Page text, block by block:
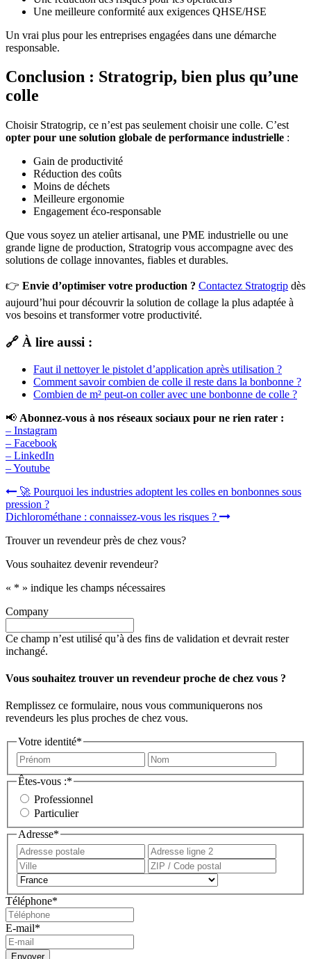
Une meilleure conformité aux exigences QHSE/HSE
Un vrai plus pour les entreprises engagées dans une démarche
responsable.
Conclusion : Stratogrip, bien plus qu’une
colle
Choisir Stratogrip, ce n’est pas seulement choisir une colle. C’est
opter pour une solution globale de performance industrielle :
Gain de productivité
Réduction des coûts
Moins de déchets
Meilleure ergonomie
Engagement éco-responsable
Que vous soyez un atelier artisanal, une PME industrielle ou une
grande ligne de production, Stratogrip vous accompagne avec des
solutions de collage innovantes, fiables et durables.
👉 Envie d’optimiser votre production ? Contactez Stratogrip dès
aujourd’hui pour découvrir la solution de collage la plus adaptée à
vos besoins et transformer votre productivité.
🔗 À lire aussi :
Faut il nettoyer le pistolet d’application après utilisation ?
Comment savoir combien de colle il reste dans la bonbonne ?
Combien de m² peut-on coller avec une bonbonne de colle ?
📢 Abonnez-vous à nos réseaux sociaux pour ne rien rater :
– Instagram
– Facebook
– LinkedIn
– Youtube
Navigation
de
🚀 Pourquoi les industries adoptent les colles en bonbonnes sous
pression ?
Dichlorométhane : connaissez-vous les risques ?
Trouver un revendeur près de chez vous?
Vous souhaitez devenir revendeur?
« * » indique les champs nécessaires
Company
Ce champ n’est utilisé qu’à des fins de validation et devrait rester
inchangé.
Vous souhaitez trouver un revendeur proche de chez vous ?
Remplissez ce formulaire, nous vous communiquerons nos
revendeurs les plus proches de chez vous.
Votre identité*
Prénom
Êtes-vous :*
Professionnel
Particulier
Adresse*
Adresse
postale
Ville
Téléphone*
E-mail*